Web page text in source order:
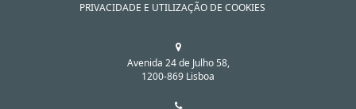
PRIVACIDADE E UTILIZAÇÃO DE COOKIES
Avenida 24 de Julho 58,
1200-869 Lisboa